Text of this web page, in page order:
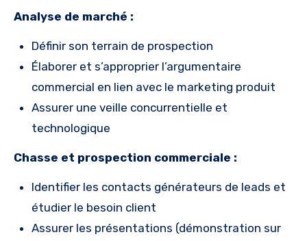
Analyse de marché :
Définir son terrain de prospection
Élaborer et s’approprier l’argumentaire
commercial en lien avec le marketing produit
Assurer une veille concurrentielle et
technologique
Chasse et prospection commerciale :
Identifier les contacts générateurs de leads et
étudier le besoin client
Assurer les présentations (démonstration sur